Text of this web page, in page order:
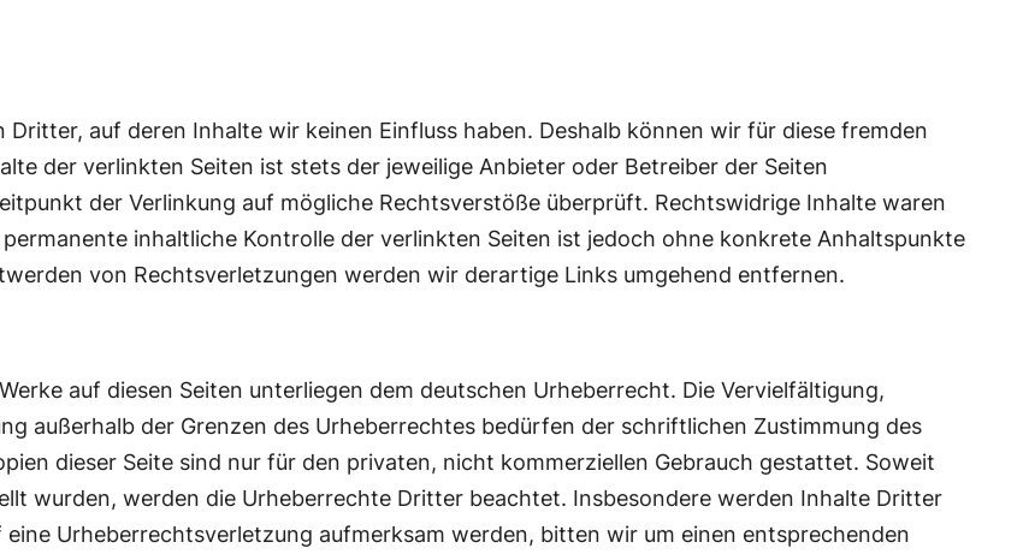
auf deren Inhalte wir keinen Einfluss haben. Deshalb können wir für diese fremden
der verlinkten Seiten ist stets der jeweilige Anbieter oder Betreiber der Seiten
der Verlinkung auf mögliche Rechtsverstöße überprüft. Rechtswidrige Inhalte waren
inhaltliche Kontrolle der verlinkten Seiten ist jedoch ohne konkrete Anhaltspunkte
von Rechtsverletzungen werden wir derartige Links umgehend entfernen.
auf diesen Seiten unterliegen dem deutschen Urheberrecht. Die Vervielfältigung,
außerhalb der Grenzen des Urheberrechtes bedürfen der schriftlichen Zustimmung des
dieser Seite sind nur für den privaten, nicht kommerziellen Gebrauch gestattet. Soweit
wurden, werden die Urheberrechte Dritter beachtet. Insbesondere werden Inhalte Dritter
Urheberrechtsverletzung aufmerksam werden, bitten wir um einen entsprechenden